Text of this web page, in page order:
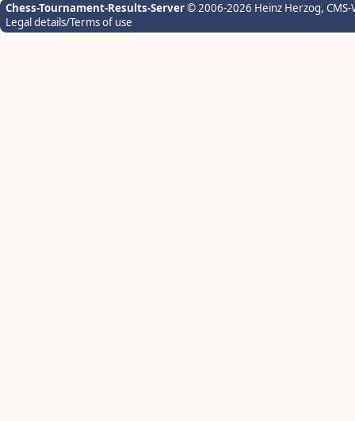
Chess-Tournament-Results-Server© 2006-2026 Heinz Herzog,
Legal details/Terms of use